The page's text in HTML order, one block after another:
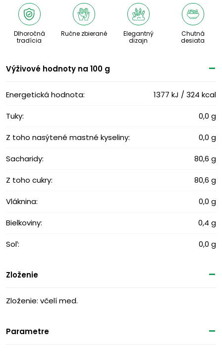
Dlhoročná
tradícia
Ručne zbierané
Elegantný
dizajn
Chutná
desiata
Výživové ​​hodnoty na 100 g
Energetická hodnota: 1377 kJ / 324 kcal
Tuky: 0,0 g
Z toho nasýtené mastné kyseliny: 0,0 g
Sacharidy: 80,6 g
Z toho cukry: 80,6 g
Vláknina: 0,0 g
Bielkoviny: 0,4 g
Soľ: 0,0 g
Zloženie
Zloženie: včelí med.
Parametre